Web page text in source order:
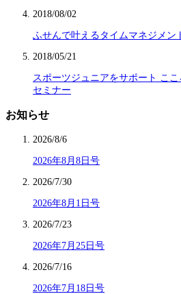
2018/08/02
ふせんで叶えるタイムマネジメン
2018/05/21
スポーツジュニアをサポート こ
セミナー
お知らせ
2026/8/6
2026年8月8日号
2026/7/30
2026年8月1日号
2026/7/23
2026年7月25日号
2026/7/16
2026年7月18日号